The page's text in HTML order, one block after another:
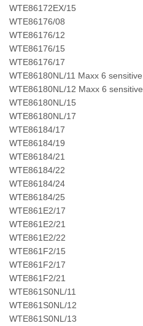
WTE86172EX/15
WTE86176/08
WTE86176/12
WTE86176/15
WTE86176/17
WTE86180NL/11 Maxx 6 sensitive
WTE86180NL/12 Maxx 6 sensitive
WTE86180NL/15
WTE86180NL/17
WTE86184/17
WTE86184/19
WTE86184/21
WTE86184/22
WTE86184/24
WTE86184/25
WTE861E2/17
WTE861E2/21
WTE861E2/22
WTE861F2/15
WTE861F2/17
WTE861F2/21
WTE861S0NL/11
WTE861S0NL/12
WTE861S0NL/13